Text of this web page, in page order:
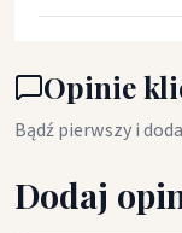
Opinie
Bądź pierwszy i
Dodaj